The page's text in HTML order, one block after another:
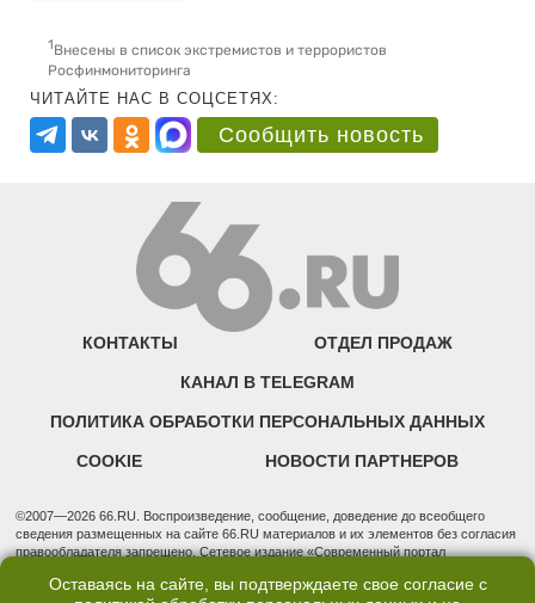
1Внесены в список экстремистов и террористов
Росфинмониторинга
ЧИТАЙТЕ НАС В СОЦСЕТЯХ:
Сообщить новость
КОНТАКТЫ ОТДЕЛ ПРОДАЖ
КАНАЛ В TELEGRAM
ПОЛИТИКА ОБРАБОТКИ ПЕРСОНАЛЬНЫХ ДАННЫХ
COOKIE НОВОСТИ ПАРТНЕРОВ
©2007—2026 66.RU. Воспроизведение, сообщение, доведение до всеобщего
сведения размещенных на сайте 66.RU материалов и их элементов без согласия
правообладателя запрещено. Сетевое издание «Современный портал
надзору в сфере связи, информационных технологий и массовых коммуникаций
Оставаясь на сайте, вы подтверждаете свое согласие с